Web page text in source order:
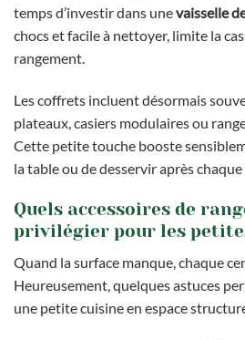
temps d’investir dans unevaisselle
chocs et facile à nettoyer, limite la
rangement.
Les coffrets incluent désormais
plateaux, casiers modulaires ou
Cette petite touche booste
la table ou de desservir après
Quels accessoires de
privilégier pour les
Quand la surface manque, chaque
Heureusement, quelques astuces
une petite cuisine en espace